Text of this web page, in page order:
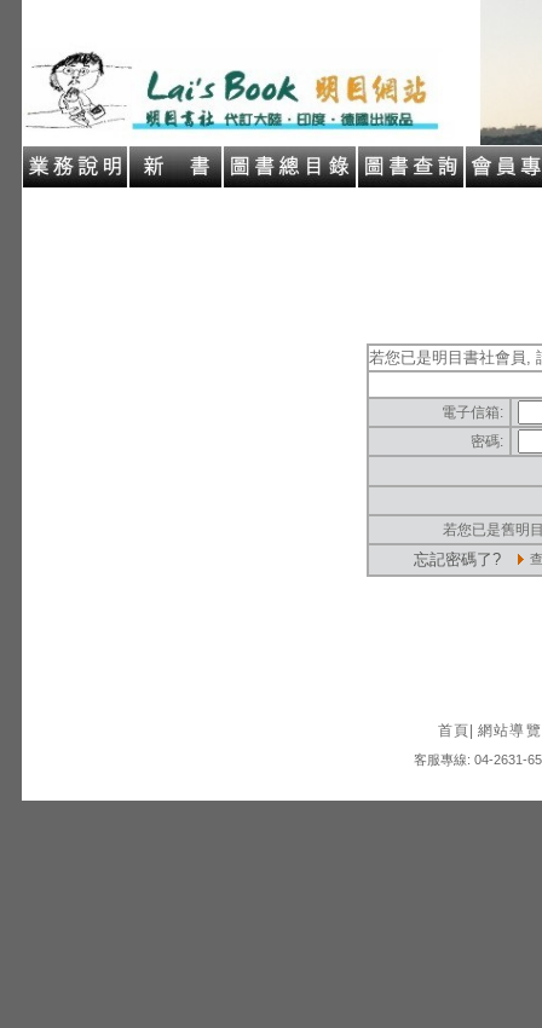
若您已是明目書社會員,
電子信箱:
密碼:
若您已是舊明
忘記密碼了?
首頁 網站導覽
客服專線: 04-2631-